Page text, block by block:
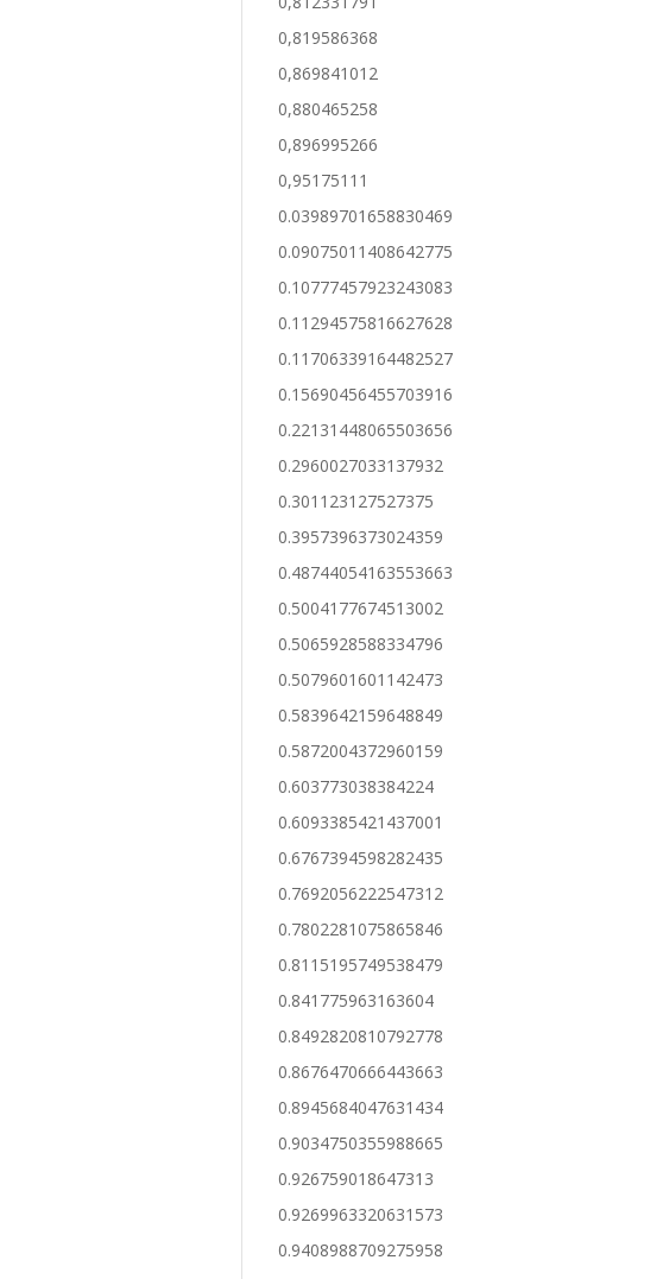
0,819586368
0,869841012
0,880465258
0,896995266
0,95175111
0.03989701658830469
0.09075011408642775
0.10777457923243083
0.11294575816627628
0.11706339164482527
0.15690456455703916
0.22131448065503656
0.2960027033137932
0.301123127527375
0.3957396373024359
0.48744054163553663
0.5004177674513002
0.5065928588334796
0.5079601601142473
0.5839642159648849
0.5872004372960159
0.603773038384224
0.6093385421437001
0.6767394598282435
0.7692056222547312
0.7802281075865846
0.8115195749538479
0.841775963163604
0.8492820810792778
0.8676470666443663
0.8945684047631434
0.9034750355988665
0.926759018647313
0.9269963320631573
0.9408988709275958